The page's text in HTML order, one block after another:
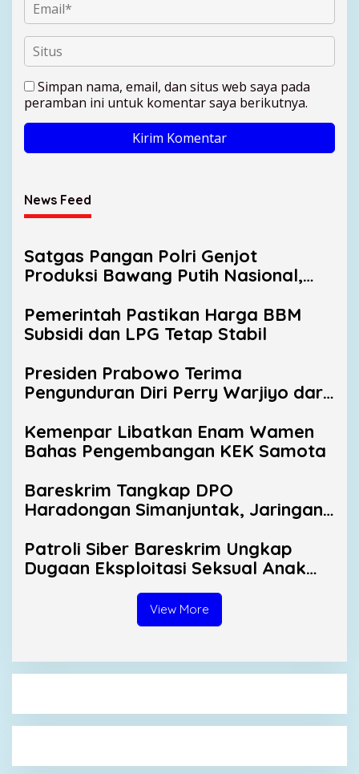
Simpan nama, email, dan situs web saya pada
peramban ini untuk komentar saya berikutnya.
News Feed
Satgas Pangan Polri Genjot
Produksi Bawang Putih Nasional,
Pemerintah Pastikan Harga BBM
Subsidi dan LPG Tetap Stabil
Presiden Prabowo Terima
Pengunduran Diri Perry Warjiyo dari
Kemenpar Libatkan Enam Wamen
Bahas Pengembangan KEK Samota
Bareskrim Tangkap DPO
Haradongan Simanjuntak, Jaringan
Patroli Siber Bareskrim Ungkap
Dugaan Eksploitasi Seksual Anak
Berusia 5 Tahun
View More